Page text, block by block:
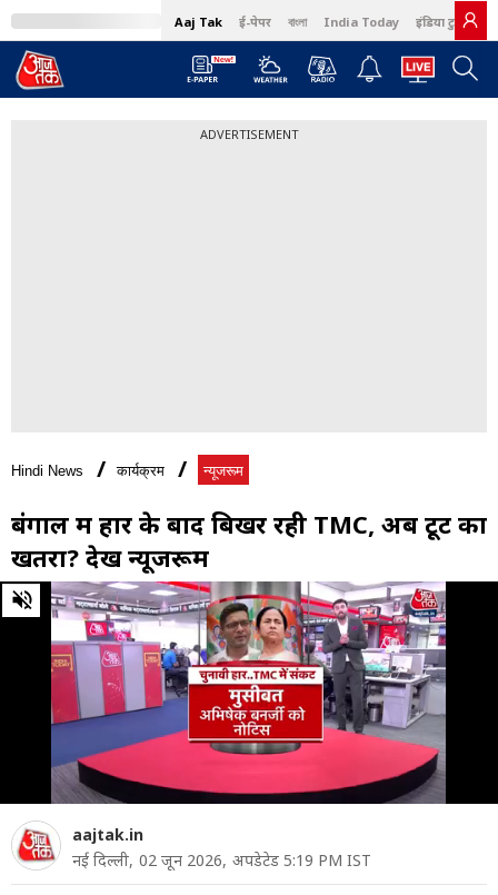
Aaj Tak ई-पेपर বাংলা India Today इंडिया टुडे हिंदी
ADVERTISEMENT
Hindi News कार्यक्रम न्यूजरूम
बंगाल में हार के बाद बिखर रही TMC, अब टूट का
खतरा? देखें न्यूजरूम
0
of
minutes,
seconds
aajtak.in
नई दिल्ली, 02 जून 2026, अपडेटेड 5:19 PM IST